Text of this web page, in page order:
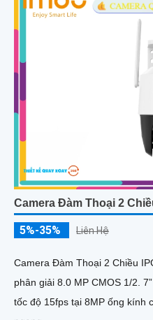
Camera Đàm Thoại 2
5%-35% Liên Hệ
Camera Đàm Thoại 2 Chiều
phân giải 8.0 MP CMOS 1/2.
tốc độ 15fps tại 8MP ống kính